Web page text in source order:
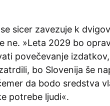
sicer zavezuje k
ne. »Leta 2029 bo
povečevanje
bo Slovenija še
da bodo sredstva
potrebe ljudi«.